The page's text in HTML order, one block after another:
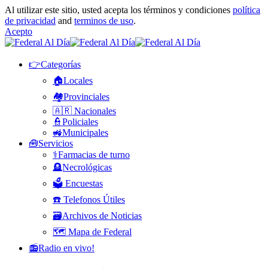
Al utilizar este sitio, usted acepta los términos y condiciones política
de privacidad and terminos de uso.
Acepto
👉Categorías
🏠Locales
🏘️Provinciales
🇦🇷 Nacionales
👮Policiales
🚜Municipales
🧰Servicios
⚕️Farmacias de turno
🪦Necrológicas
🗳️ Encuestas
☎️ Telefonos Útiles
🗃️Archivos de Noticias
🗺️ Mapa de Federal
📻Radio en vivo!